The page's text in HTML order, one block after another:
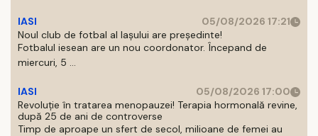
IASI
05/08/2026 17:21
Noul club de fotbal al Iașului are președinte!
Fotbalul iesean are un nou coordonator. Începand de
miercuri, 5 ...
IASI
05/08/2026 17:00
Revoluție în tratarea menopauzei! Terapia hormonală revine,
după 25 de ani de controverse
Timp de aproape un sfert de secol, milioane de femei au